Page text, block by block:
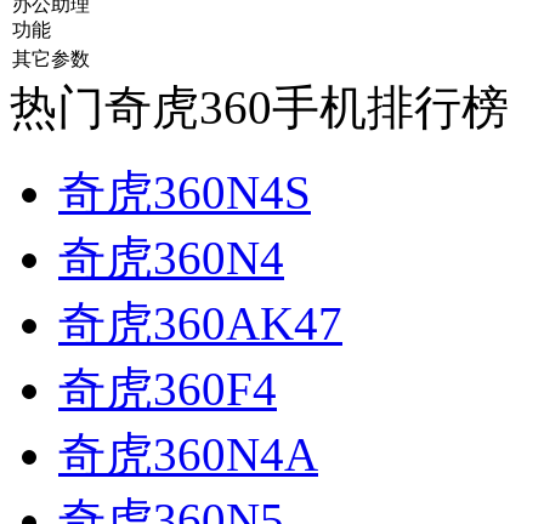
办公助理
功能
其它参数
热门奇虎360手机排行榜
奇虎360N4S
奇虎360N4
奇虎360AK47
奇虎360F4
奇虎360N4A